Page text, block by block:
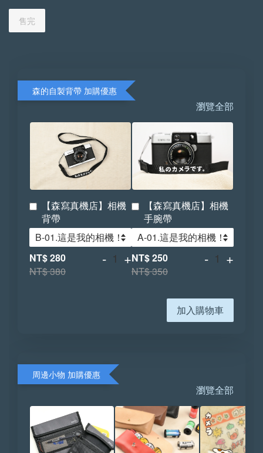
售完
森的自製背帶 加購優惠
瀏覽全部
【森寫真機店】相機
背帶
NT$ 280
NT$ 380
- +
【森寫真機店】相機
手腕帶
NT$ 250
NT$ 350
- +
加入購物車
周邊小物 加購優惠
瀏覽全部